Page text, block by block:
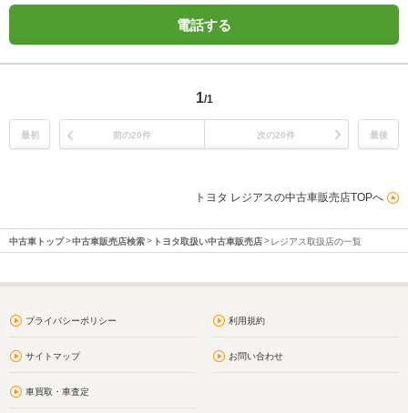
電話する
1/1
最初 前の20件 次の20件 最後
トヨタ レジアスの中古車販売店TOPへ
中古車トップ 中古車販売店検索 トヨタ取扱い中古車販売店 レジアス取扱店の一覧
プライバシーポリシー 利用規約
サイトマップ お問い合わせ
車買取・車査定